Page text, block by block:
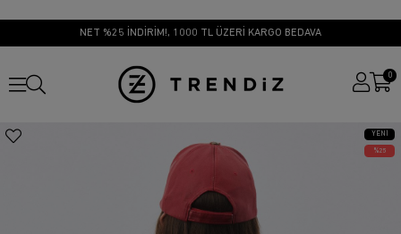
NET %25 İNDİRİM!, 1000 TL ÜZERİ KARGO BEDAVA
0
YENI
ÜRÜN
25